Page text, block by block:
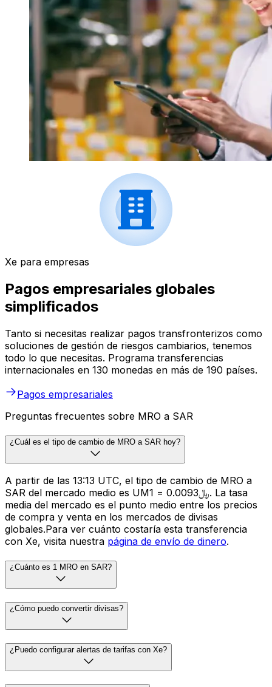
Xe para empresas
Pagos empresariales globales
simplificados
Tanto si necesitas realizar pagos transfronterizos como
soluciones de gestión de riesgos cambiarios, tenemos
todo lo que necesitas. Programa transferencias
internacionales en 130 monedas en más de 190 países.
Pagos empresariales
Preguntas frecuentes sobre MRO a SAR
¿Cuál es el tipo de cambio de MRO a SAR hoy?
A partir de las 13:13 UTC, el tipo de cambio de MRO a
SAR del mercado medio es UM1 = ﷼0.0093. La tasa
media del mercado es el punto medio entre los precios
de compra y venta en los mercados de divisas
globales.Para ver cuánto costaría esta transferencia
con Xe, visita nuestra página de envío de dinero.
¿Cuánto es 1 MRO en SAR?
¿Cómo puedo convertir divisas?
¿Puedo configurar alertas de tarifas con Xe?